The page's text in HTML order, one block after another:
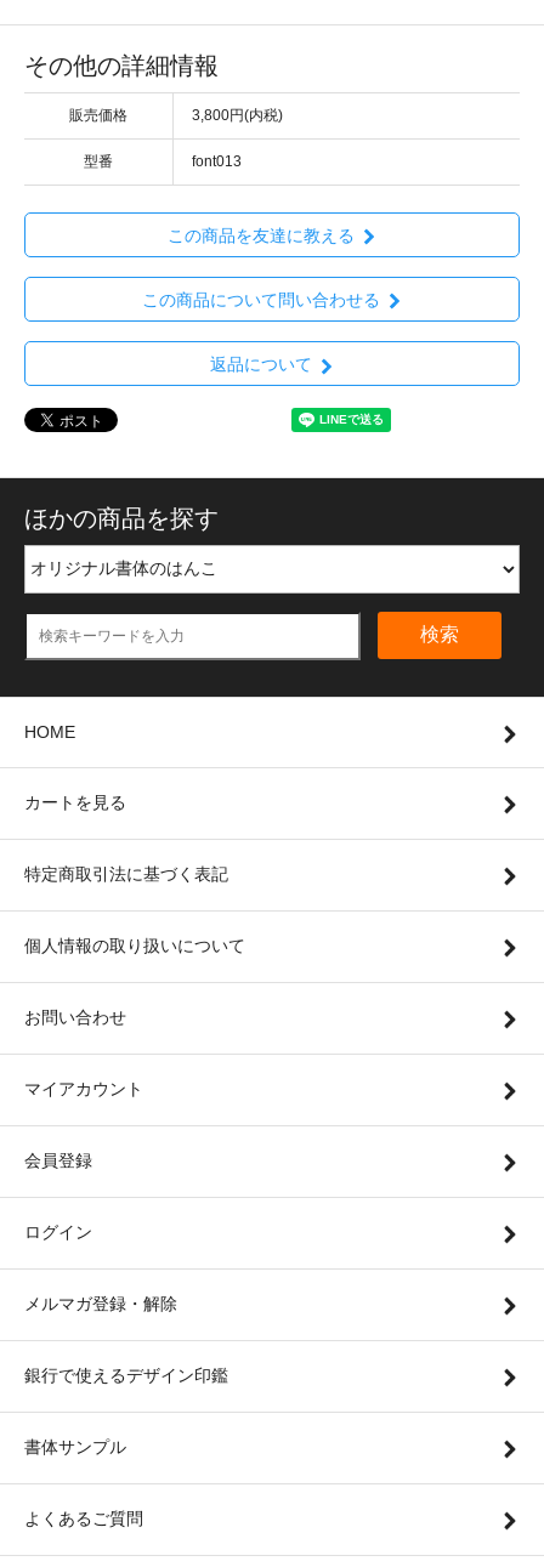
その他の詳細情報
販売価格 3,800円(内税)
型番 font013
この商品を友達に教える
この商品について問い合わせる
返品について
ほかの商品を探す
検索
HOME
カートを見る
特定商取引法に基づく表記
個人情報の取り扱いについて
お問い合わせ
マイアカウント
会員登録
ログイン
メルマガ登録・解除
銀行で使えるデザイン印鑑
書体サンプル
よくあるご質問